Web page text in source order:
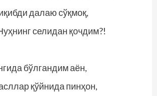
далаю сўқмоқ,
селидан қочдим?!
бўлгандим аён,
қўйнида пинҳон,